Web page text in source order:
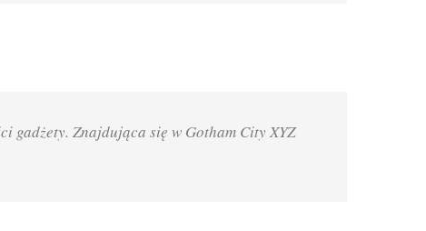
gadżety. Znajdująca się w Gotham City XYZ